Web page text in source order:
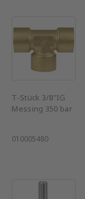
T-Stück 3/8"IG
Messing 350 bar
010005480